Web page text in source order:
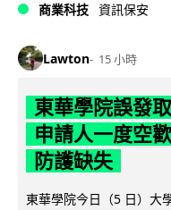
商業科技 資訊保安
Lawton 15 小時
東華學院誤發
申請人一度空
防護缺失
東華學院今日（5 日）大